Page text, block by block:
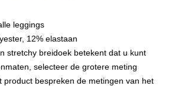
leggings
12% elastaan
stretchy breidoek betekent dat u kunt
selecteer de grotere meting
product bespreken de metingen van het